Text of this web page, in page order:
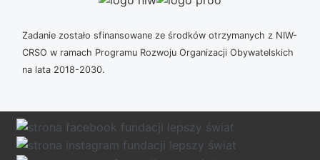
Zadanie zostało sfinansowane ze środków otrzymanych z NIW-
CRSO w ramach Programu Rozwoju Organizacji Obywatelskich
na lata 2018-2030.